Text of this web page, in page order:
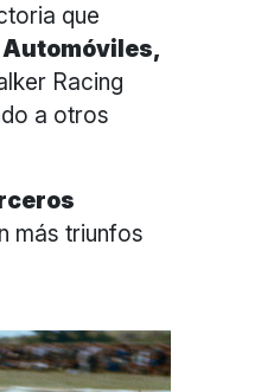
que
Racing
a otros
más triunfos